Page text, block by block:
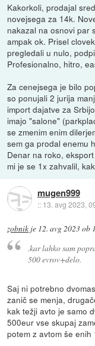
Kakorkoli, prodajal
novejsega za 14k.
nakazal na osnovi par
ampak ok. Prisel
pregledali u nulo,
Profesionalno, hitro,
Za cenejsega je bilo
so ponujali 2 jurija
import dajatve za
imajo "salone"
se zmenim enim
sem ga prodal enemu
Denar na roko,
mi je se 1x zahvalil,
mugen999
:: 13. avg 2023,
zobnik je 12. avg 2023 ob
.kar lahko sam
500 evrov+delo.
Saj ni potrebno
zanič se menja,
kak težji avto je samo
500eur vse skupaj
potem z avtom še enih